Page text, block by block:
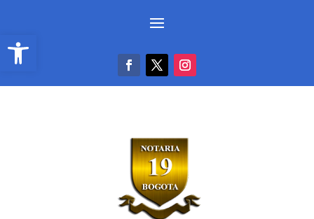
Abrir barra de herramientas